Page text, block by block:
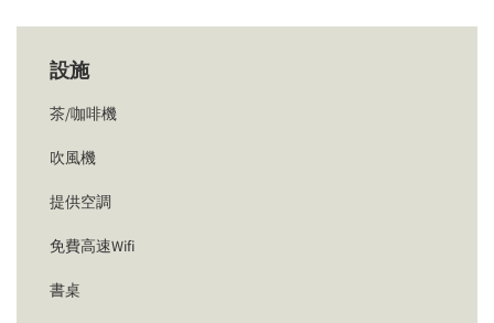
設施
茶/咖啡機
吹風機
提供空調
免費高速Wifi
書桌